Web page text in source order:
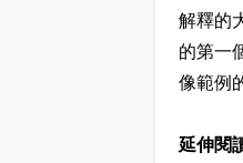
解釋的
的第一
像範例
延伸閱